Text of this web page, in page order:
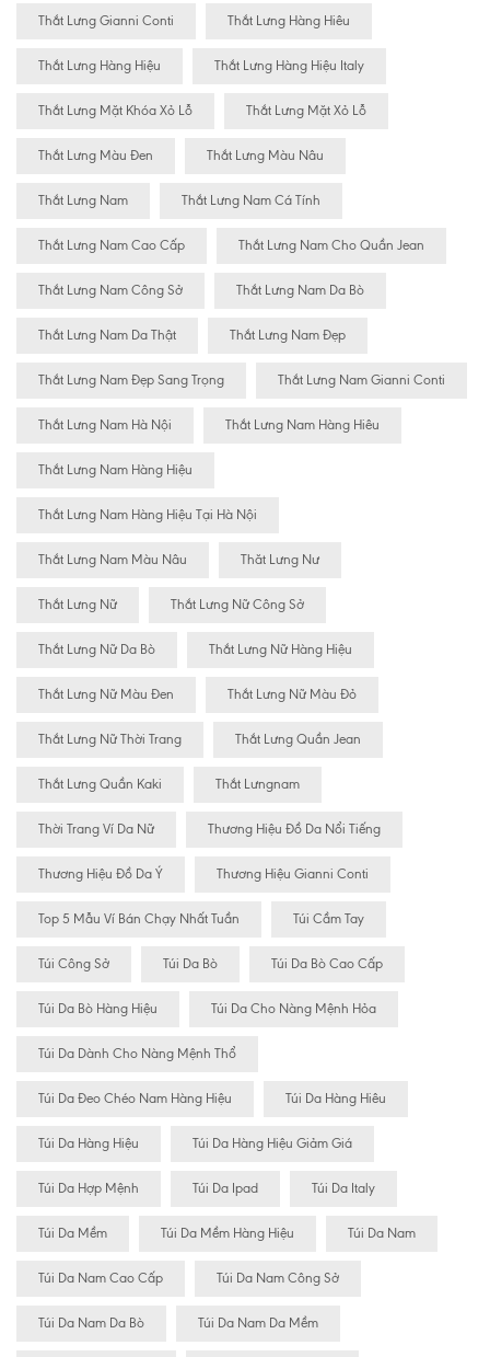
Thắt Lưng Gianni Conti Thắt Lưng Hàng Hiêu
Thắt Lưng Hàng Hiệu Thắt Lưng Hàng Hiệu Italy
Thắt Lưng Mặt Khóa Xỏ Lỗ Thắt Lưng Mặt Xỏ Lỗ
Thắt Lưng Màu Đen Thắt Lưng Màu Nâu
Thắt Lưng Nam Thắt Lưng Nam Cá Tính
Thắt Lưng Nam Cao Cấp Thắt Lưng Nam Cho Quần Jean
Thắt Lưng Nam Công Sở Thắt Lưng Nam Da Bò
Thắt Lưng Nam Da Thật Thắt Lưng Nam Đẹp
Thắt Lưng Nam Đẹp Sang Trọng Thắt Lưng Nam Gianni Conti
Thắt Lưng Nam Hà Nội Thắt Lưng Nam Hàng Hiêu
Thắt Lưng Nam Hàng Hiệu
Thắt Lưng Nam Hàng Hiệu Tại Hà Nội
Thắt Lưng Nam Màu Nâu Thăt Lưng Nư
Thắt Lưng Nữ Thắt Lưng Nữ Công Sở
Thắt Lưng Nữ Da Bò Thắt Lưng Nữ Hàng Hiệu
Thắt Lưng Nữ Màu Đen Thắt Lưng Nữ Màu Đỏ
Thắt Lưng Nữ Thời Trang Thắt Lưng Quần Jean
Thắt Lưng Quần Kaki Thắt Lưngnam
Thời Trang Ví Da Nữ Thương Hiệu Đồ Da Nổi Tiếng
Thương Hiệu Đồ Da Ý Thương Hiệu Gianni Conti
Top 5 Mẫu Ví Bán Chạy Nhất Tuần Túi Cầm Tay
Túi Công Sở Túi Da Bò Túi Da Bò Cao Cấp
Túi Da Bò Hàng Hiệu Túi Da Cho Nàng Mệnh Hỏa
Túi Da Dành Cho Nàng Mệnh Thổ
Túi Da Đeo Chéo Nam Hàng Hiệu Túi Da Hàng Hiêu
Túi Da Hàng Hiệu Túi Da Hàng Hiệu Giảm Giá
Túi Da Hợp Mệnh Túi Da Ipad Túi Da Italy
Túi Da Mềm Túi Da Mềm Hàng Hiệu Túi Da Nam
Túi Da Nam Cao Cấp Túi Da Nam Công Sở
Túi Da Nam Da Bò Túi Da Nam Da Mềm